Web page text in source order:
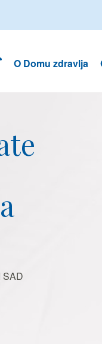
O Domu zdravlja
SAD